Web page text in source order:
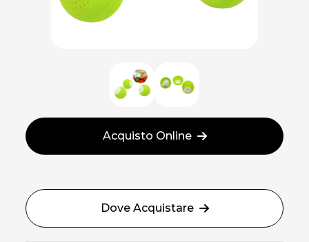
Acquisto Online
Dove Acquistare